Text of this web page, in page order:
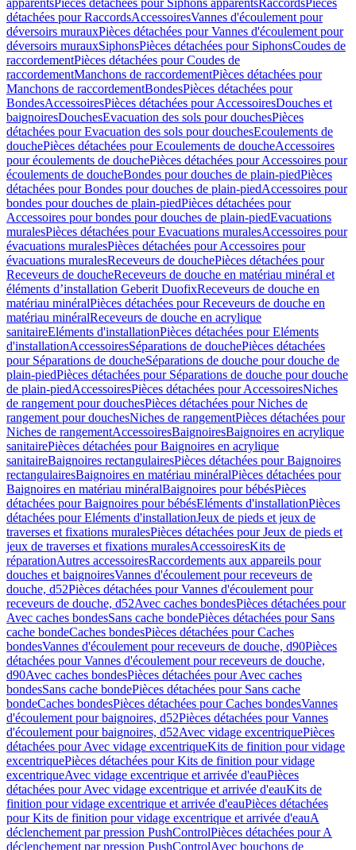
apparentsPièces détachées pour Siphons apparentsRaccordsPièces
détachées pour RaccordsAccessoiresVannes d'écoulement pour
déversoirs murauxPièces détachées pour Vannes d'écoulement pour
déversoirs murauxSiphonsPièces détachées pour SiphonsCoudes de
raccordementPièces détachées pour Coudes de
raccordementManchons de raccordementPièces détachées pour
Manchons de raccordementBondesPièces détachées pour
BondesAccessoiresPièces détachées pour AccessoiresDouches et
baignoiresDouchesEvacuation des sols pour douchesPièces
détachées pour Evacuation des sols pour douchesEcoulements de
douchePièces détachées pour Ecoulements de doucheAccessoires
pour écoulements de douchePièces détachées pour Accessoires pour
écoulements de doucheBondes pour douches de plain-piedPièces
détachées pour Bondes pour douches de plain-piedAccessoires pour
bondes pour douches de plain-piedPièces détachées pour
Accessoires pour bondes pour douches de plain-piedEvacuations
muralesPièces détachées pour Evacuations muralesAccessoires pour
évacuations muralesPièces détachées pour Accessoires pour
évacuations muralesReceveurs de douchePièces détachées pour
Receveurs de doucheReceveurs de douche en matériau minéral et
éléments d’installation Geberit DuofixReceveurs de douche en
matériau minéralPièces détachées pour Receveurs de douche en
matériau minéralReceveurs de douche en acrylique
sanitaireEléments d'installationPièces détachées pour Eléments
d'installationAccessoiresSéparations de douchePièces détachées
pour Séparations de doucheSéparations de douche pour douche de
plain-piedPièces détachées pour Séparations de douche pour douche
de plain-piedAccessoiresPièces détachées pour AccessoiresNiches
de rangement pour douchesPièces détachées pour Niches de
rangement pour douchesNiches de rangementPièces détachées pour
Niches de rangementAccessoiresBaignoiresBaignoires en acrylique
sanitairePièces détachées pour Baignoires en acrylique
sanitaireBaignoires rectangulairesPièces détachées pour Baignoires
rectangulairesBaignoires en matériau minéralPièces détachées pour
Baignoires en matériau minéralBaignoires pour bébésPièces
détachées pour Baignoires pour bébésEléments d'installationPièces
détachées pour Eléments d'installationJeux de pieds et jeux de
traverses et fixations muralesPièces détachées pour Jeux de pieds et
jeux de traverses et fixations muralesAccessoiresKits de
réparationAutres accessoiresRaccordements aux appareils pour
douches et baignoiresVannes d'écoulement pour receveurs de
douche, d52Pièces détachées pour Vannes d'écoulement pour
receveurs de douche, d52Avec caches bondesPièces détachées pour
Avec caches bondesSans cache bondePièces détachées pour Sans
cache bondeCaches bondesPièces détachées pour Caches
bondesVannes d'écoulement pour receveurs de douche, d90Pièces
détachées pour Vannes d'écoulement pour receveurs de douche,
d90Avec caches bondesPièces détachées pour Avec caches
bondesSans cache bondePièces détachées pour Sans cache
bondeCaches bondesPièces détachées pour Caches bondesVannes
d'écoulement pour baignoires, d52Pièces détachées pour Vannes
d'écoulement pour baignoires, d52Avec vidage excentriquePièces
détachées pour Avec vidage excentriqueKits de finition pour vidage
excentriquePièces détachées pour Kits de finition pour vidage
excentriqueAvec vidage excentrique et arrivée d'eauPièces
détachées pour Avec vidage excentrique et arrivée d'eauKits de
finition pour vidage excentrique et arrivée d'eauPièces détachées
pour Kits de finition pour vidage excentrique et arrivée d'eauA
déclenchement par pression PushControlPièces détachées pour A
déclenchement par pression PushControlAvec bouchons de